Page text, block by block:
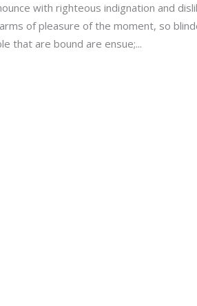
with righteous indignation and
of pleasure of the moment, so
that are bound are ensue;